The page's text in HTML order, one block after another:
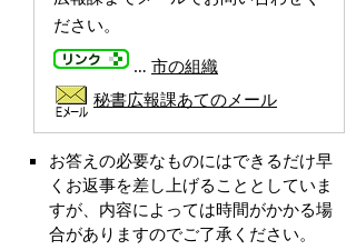
ださい。
… 市の組織
秘書広報課あてのメール
お答えの必要なものにはできるだけ早
くお返事を差し上げることとしていま
すが、内容によっては時間がかかる場
合がありますのでご了承ください。